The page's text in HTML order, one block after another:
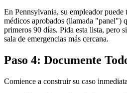
En Pennsylvania, su empleador puede
médicos aprobados (llamada "panel")
primeros 90 días. Pida esta lista, pero
sala de emergencias más cercana.
Paso 4: Documente
Comience a construir su caso